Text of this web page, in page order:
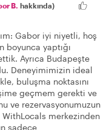
B. hakkında)
Gabor iyi niyetli, hoş
boyunca yaptığı
Ayrıca Budapeşte
Deneyimimizin ideal
buluşma noktasını
geçmem gerekti ve
ve rezervasyonumuzun
merkezinden
sadece